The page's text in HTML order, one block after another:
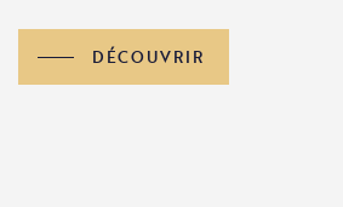
DÉCOUVRIR